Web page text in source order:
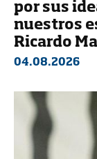
por sus
nuestros
Ricardo
04.08.2026